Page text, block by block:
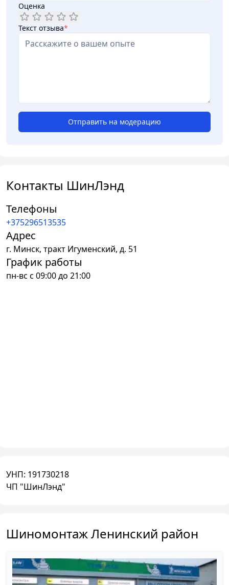
Оценка
Текст отзыва*
Отправить на модерацию
Контакты ШинЛэнд
Телефоны
+375296513535
Адрес
г. Минск, тракт Игуменский, д. 51
График работы
пн-вс с 09:00 до 21:00
УНП: 191730218
ЧП "ШинЛэнд"
Шиномонтаж Ленинский район